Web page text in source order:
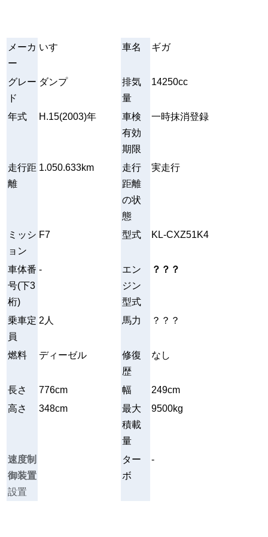
メーカ
ー
いすゞ 車名 ギガ
グレー
ド
ダンプ
排気
量
14250cc
年式 H.15(2003)年
車検
有効
期限
一時抹消登録
走行距
離
1.050.633km
走行
距離
の状
態
実走行
ミッシ
ョン
F7 型式 KL-CXZ51K4
車体番
号(下3
桁)
-
エン
ジン
型式
？？？
乗車定
員
2人 馬力 ？？？
燃料 ディーゼル
修復
歴
なし
長さ 776cm 幅
249cm
高さ
348cm
最大
積載
量
9500kg
速度制
御装置
設置
ター
ボ
-